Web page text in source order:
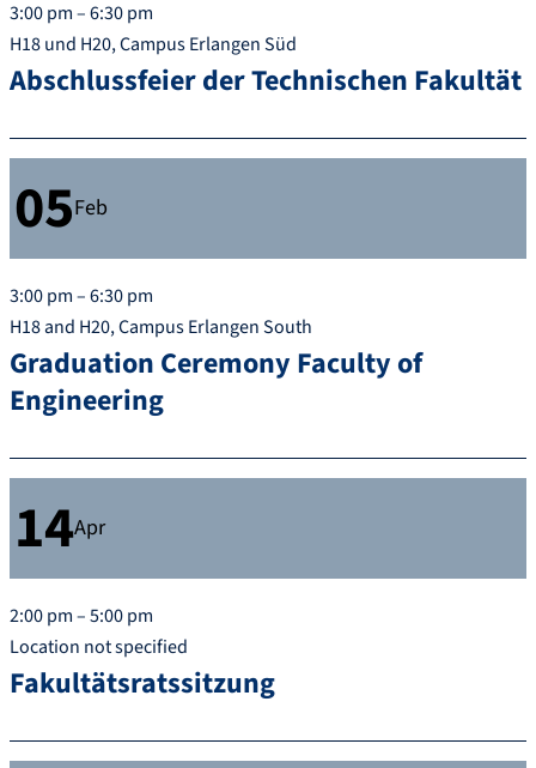
3:00 pm – 6:30 pm
Abschlussfeier der Technischen Fakultät
H18 und H20, Campus Erlangen Süd
05Feb
3:00 pm – 6:30 pm
Graduation Ceremony Faculty of
Engineering
H18 and H20, Campus Erlangen South
14Apr
2:00 pm – 5:00 pm
Fakultätsratssitzung
Location not specified